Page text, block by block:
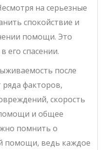
на серьезные
спокойствие и
помощи. Это
спасении.
после
ряда факторов,
скорость
и общее
помнить о
помощи, ведь каждое